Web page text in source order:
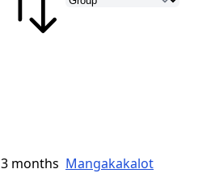
3 months Mangakakalot